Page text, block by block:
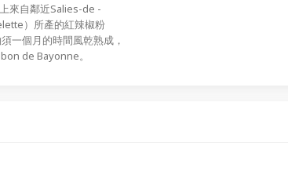
來自鄰近Salies-de‭ ‬‭-
）所產的紅辣椒粉
一個月的時間風乾熟成，
‬de Bayonne。‭